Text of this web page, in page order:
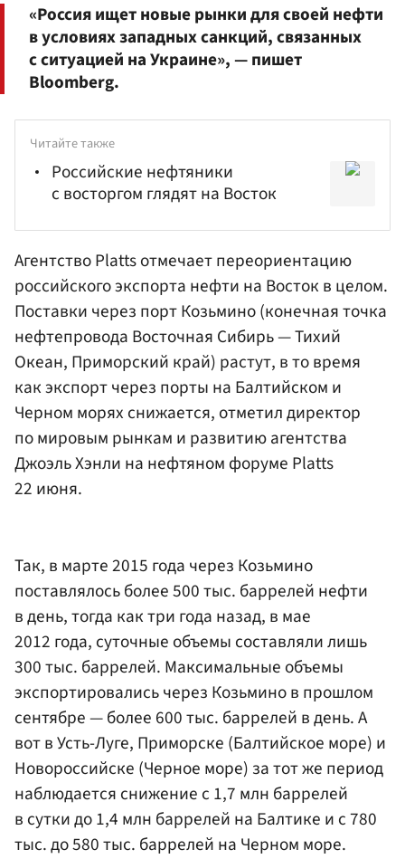
«Россия ищет новые рынки для своей нефти
в условиях западных санкций, связанных
с ситуацией на Украине», — пишет
Bloomberg.
Читайте также
Российские нефтяники
с восторгом глядят на Восток
Агентство Platts отмечает переориентацию
российского экспорта нефти на Восток в целом.
Поставки через порт Козьмино (конечная точка
нефтепровода Восточная Сибирь — Тихий
Океан, Приморский край) растут, в то время
как экспорт через порты на Балтийском и
Черном морях снижается, отметил директор
по мировым рынкам и развитию агентства
Джоэль Хэнли на нефтяном форуме Platts
22 июня.
Так, в марте 2015 года через Козьмино
поставлялось более 500 тыс. баррелей нефти
в день, тогда как три года назад, в мае
2012 года, суточные объемы составляли лишь
300 тыс. баррелей. Максимальные объемы
экспортировались через Козьмино в прошлом
сентябре — более 600 тыс. баррелей в день. А
вот в Усть-Луге, Приморске (Балтийское море) и
Новороссийске (Черное море) за тот же период
наблюдается снижение с 1,7 млн баррелей
в сутки до 1,4 млн баррелей на Балтике и с 780
тыс. до 580 тыс. баррелей на Черном море.